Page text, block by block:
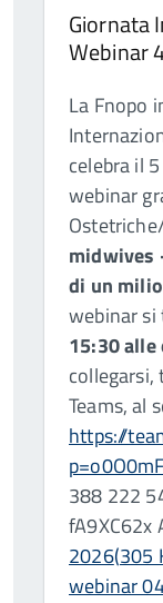
Giornata
Webinar
La Fnopo
celebra il
webinar
midwives
di un
webinar si
15:30 alle
Teams, al
https://
388 222
fA9XC62x
2026(305
webinar